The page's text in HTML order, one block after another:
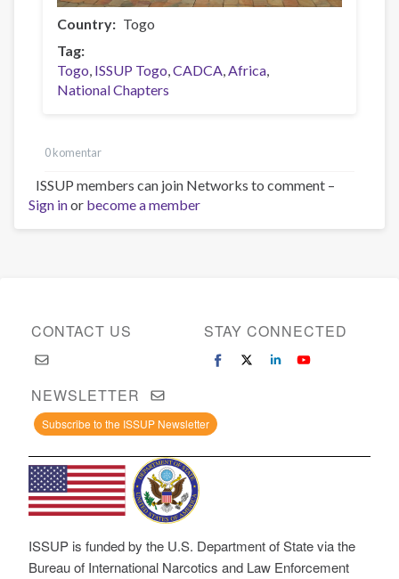
Country
Togo
Tag
Togo ISSUP Togo CADCA Africa
National Chapters
0 komentar
ISSUP members can join Networks to comment –
Sign inor become a member
CONTACT US STAY CONNECTED
NEWSLETTER
Subscribe to the ISSUP Newsletter
ISSUP is funded by the U.S. Department of State via the
Bureau of International Narcotics and Law Enforcement